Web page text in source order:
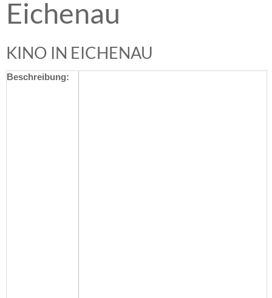
Eichenau
KINO IN EICHENAU
Beschreibung: